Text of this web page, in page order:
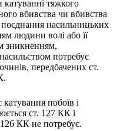
катуванні тяжкого
вбивства чи вбивства
поєднання насильницьких
людини волі або її
зникненням,
потребує
передбачених ст.
побоїв і
ст. 127 КК і
126 КК не потребує.